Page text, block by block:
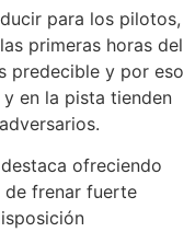
para los pilotos,
primeras horas del
predecible y por eso
en la pista tienden
ofreciendo
de frenar fuerte